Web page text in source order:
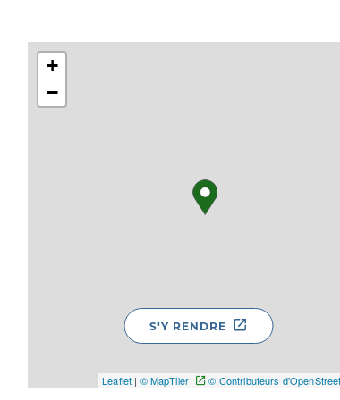
+
−
Leaflet | © MapTiler © Contributeurs
S'Y RENDRE